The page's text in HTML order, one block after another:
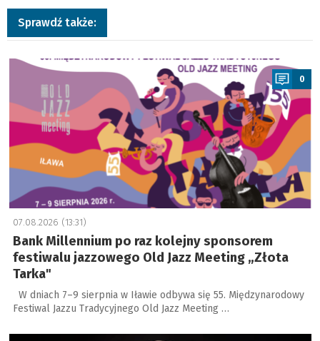
Sprawdź także:
a
0
07.08.2026 (13:31)
Bank Millennium po raz kolejny sponsorem
festiwalu jazzowego Old Jazz Meeting „Złota
Tarka"
W dniach 7–9 sierpnia w Iławie odbywa się 55. Międzynarodowy
Festiwal Jazzu Tradycyjnego Old Jazz Meeting …
a